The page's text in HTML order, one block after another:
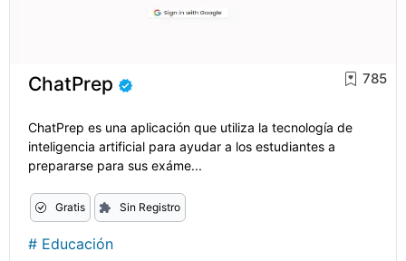
ChatPrep 785
ChatPrep es una aplicación que utiliza la tecnología de
inteligencia artificial para ayudar a los estudiantes a
prepararse para sus exáme...
Gratis Sin Registro
# Educación